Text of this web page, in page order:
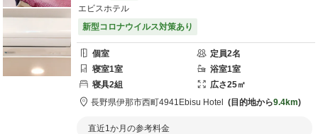
エビスホテル
新型コロナウイルス対策あり
個室 定員2名
寝室1室 浴室1室
寝具2組 広さ25㎡
長野県伊那市西町4941 Ebisu Hotel 目的地から9.4km
直近1か月の参考料金